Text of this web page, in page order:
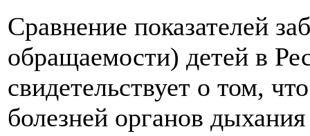
Сравнение показателей
обращаемости) детей в
свидетельствует о том,
болезней органов